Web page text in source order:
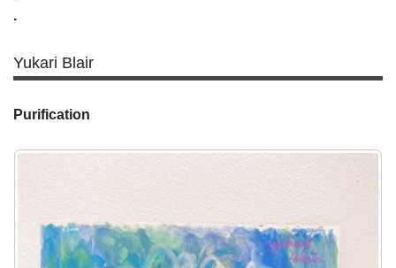
.
Yukari Blair
Purification